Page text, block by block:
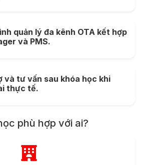
quản lý đa kênh OTA kết hợp
và PMS.
và tư vấn sau khóa học khi
thực tế.
phù hợp với ai?